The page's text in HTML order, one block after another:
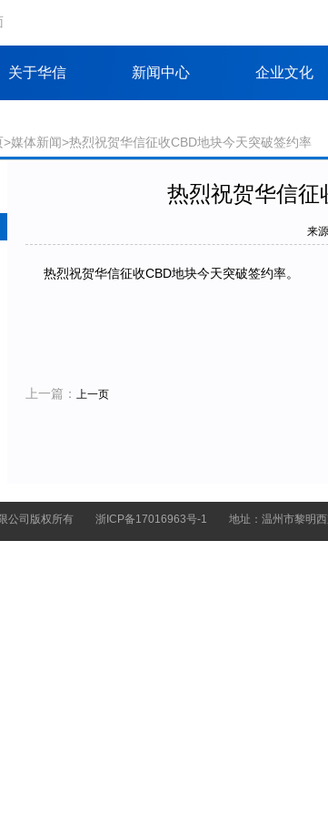
关于华信 新闻中心 企业文化
>媒体新闻>热烈祝贺华信征收CBD地块今天突破签约率
热烈祝贺华信征
来
热烈祝贺华信征收CBD地块今天突破签约率。
上一篇： 上一页
公司版权所有 浙ICP备17016963号-1 地址：温州市黎明